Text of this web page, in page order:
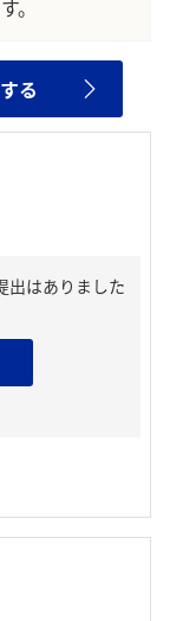
。
る
出はありました